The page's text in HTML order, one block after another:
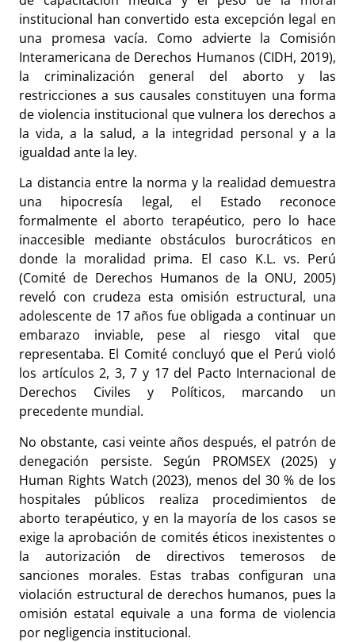
institucional han convertido esta excepción legal en
una promesa vacía. Como advierte la Comisión
Interamericana de Derechos Humanos (CIDH, 2019),
la criminalización general del aborto y las
restricciones a sus causales constituyen una forma
de violencia institucional que vulnera los derechos a
la vida, a la salud, a la integridad personal y a la
igualdad ante la ley.
La distancia entre la norma y la realidad demuestra
una hipocresía legal, el Estado reconoce
formalmente el aborto terapéutico, pero lo hace
inaccesible mediante obstáculos burocráticos en
donde la moralidad prima. El caso K.L. vs. Perú
(Comité de Derechos Humanos de la ONU, 2005)
reveló con crudeza esta omisión estructural, una
adolescente de 17 años fue obligada a continuar un
embarazo inviable, pese al riesgo vital que
representaba. El Comité concluyó que el Perú violó
los artículos 2, 3, 7 y 17 del Pacto Internacional de
Derechos Civiles y Políticos, marcando un
precedente mundial.
No obstante, casi veinte años después, el patrón de
denegación persiste. Según PROMSEX (2025) y
Human Rights Watch (2023), menos del 30 % de los
hospitales públicos realiza procedimientos de
aborto terapéutico, y en la mayoría de los casos se
exige la aprobación de comités éticos inexistentes o
la autorización de directivos temerosos de
sanciones morales. Estas trabas configuran una
violación estructural de derechos humanos, pues la
omisión estatal equivale a una forma de violencia
por negligencia institucional.